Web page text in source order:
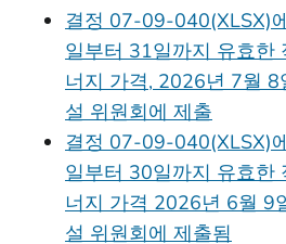
결정 07-09-040(XLSX)
일부터 31일까지 유효한
너지 가격, 2026년 7월 8
설 위원회에 제출
결정 07-09-040(XLSX)
일부터 30일까지 유효한
너지 가격 2026년 6월 9
설 위원회에 제출됨